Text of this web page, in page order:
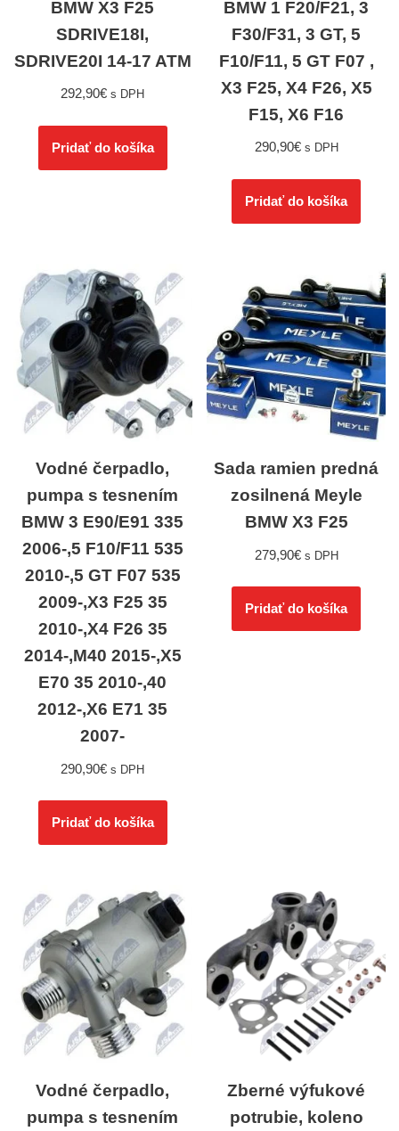
BMW X3 F25
SDRIVE18I,
SDRIVE20I 14-17 ATM
292,90€ s DPH
Pridať do košíka
BMW 1 F20/F21, 3
F30/F31, 3 GT, 5
F10/F11, 5 GT F07 ,
X3 F25, X4 F26, X5
F15, X6 F16
290,90€ s DPH
Pridať do košíka
Vodné čerpadlo,
pumpa s tesnením
BMW 3 E90/E91 335
2006-,5 F10/F11 535
2010-,5 GT F07 535
2009-,X3 F25 35
2010-,X4 F26 35
2014-,M40 2015-,X5
E70 35 2010-,40
2012-,X6 E71 35
2007-
290,90€ s DPH
Pridať do košíka
Sada ramien predná
zosilnená Meyle
BMW X3 F25
279,90€ s DPH
Pridať do košíka
Vodné čerpadlo,
pumpa s tesnením
Zberné výfukové
potrubie, koleno